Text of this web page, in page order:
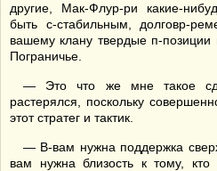
другие, Мак-Флур-ри какие-
быть с-стабильным, долговр-
вашему клану твердые п-
Пограничье.
— Это что же мне такое
растерялся, поскольку
этот стратег и тактик.
— В-вам нужна поддержка
вам нужна близость к тому, кто